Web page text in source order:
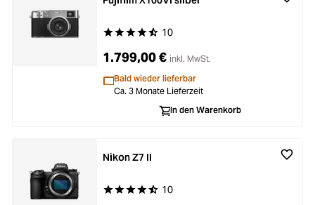
Durchschnittliche Bewertung von 4.8 von 5
10
1.799,00 € inkl. MwSt.
Bald wieder lieferbar
Ca. 3 Monate Lieferzeit
In den Warenkorb
Durchschnittliche Bewertung von 4.9 von 5
10
Nikon Z7 II